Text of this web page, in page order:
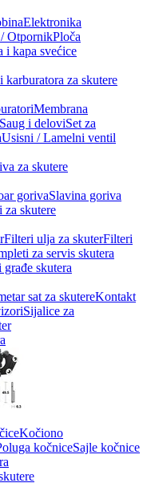
Elektronika
OtpornikPloča
i kapa svećice
Membrana
Saug i deloviSet za
Usisni / Lamelni ventil
gorivaSlavina goriva
Filteri ulja za skuterFilteri
za servis skutera
sat za skutereKontakt
Sijalice za
Kočiono
kočniceSajle kočnice